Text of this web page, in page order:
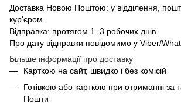
Доставка Новою Поштою: у відділення,
кур'єром.
Відправка: протягом 1–3 робочих днів.
Про дату відправки повідомимо у Viber/
Більше інформації про доставку
Карткою на сайт, швидко і без комісій
Готівкою або карткою при отриманні
Пошти